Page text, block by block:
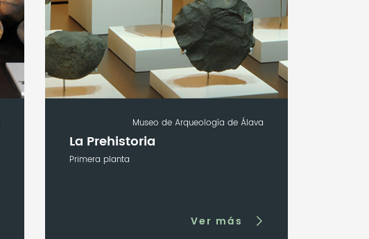
Museo de Arqueología de Álava
La Prehistoria
Primera planta
Ver más